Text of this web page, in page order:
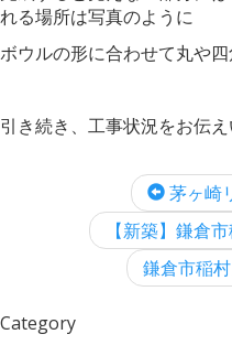
れる場所は写真のように
ボウルの形に合わせて丸や四
引き続き、工事状況をお伝え
茅ヶ崎
【新築】鎌倉
鎌倉市稲
Category